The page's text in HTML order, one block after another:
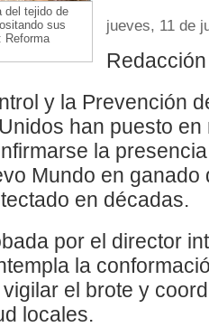
del tejido de
sus
Reforma
jueves, 11 de
Redacción
y la Prevención
han puesto
la
Mundo en ganado
en décadas.
por el director
la
el brote y
locales.